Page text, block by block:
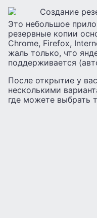
Это небольшое
резервные копии
Chrome, Firefox,
жаль только, что
поддерживается
После открытие у
несколькими
где можете выбрать